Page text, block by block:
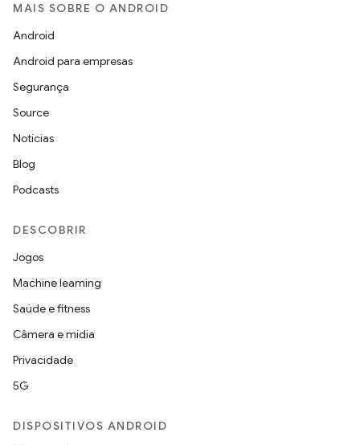
MAIS SOBRE O ANDROID
Android
Android para empresas
Segurança
Source
Notícias
Blog
Podcasts
DESCOBRIR
Jogos
Machine learning
Saúde e fitness
Câmera e mídia
Privacidade
5G
DISPOSITIVOS ANDROID